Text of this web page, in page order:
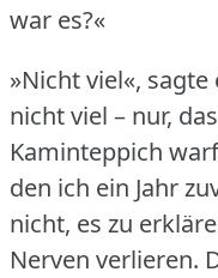
war es?«
»Nicht viel«,
nicht viel – nur,
Kaminteppich
den ich ein Jahr
nicht, es zu
Nerven verlieren.